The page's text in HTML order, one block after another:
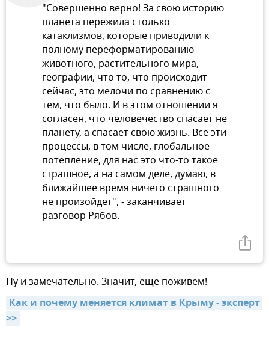
"Совершенно верно! За свою историю
планета пережила столько
катаклизмов, которые приводили к
полному переформатированию
животного, растительного мира,
географии, что то, что происходит
сейчас, это мелочи по сравнению с
тем, что было. И в этом отношении я
согласен, что человечество спасает не
планету, а спасает свою жизнь. Все эти
процессы, в том числе, глобальное
потепление, для нас это что-то такое
страшное, а на самом деле, думаю, в
ближайшее время ничего страшного
не произойдет", - заканчивает
разговор Рябов.
Ну и замечательно. Значит, еще поживем!
Как и почему меняется климат в Крыму - эксперт
>>